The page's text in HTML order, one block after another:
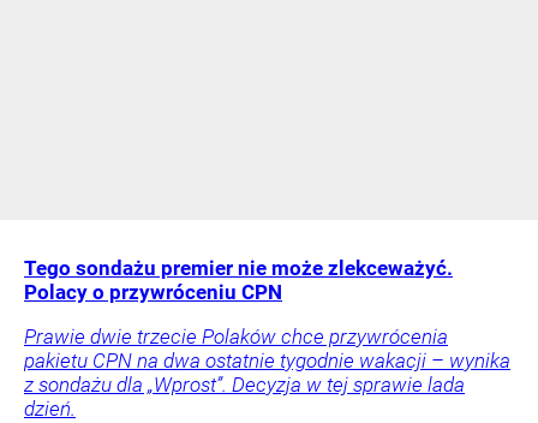
Tego sondażu premier nie może zlekceważyć.
Polacy o przywróceniu CPN
Prawie dwie trzecie Polaków chce przywrócenia
pakietu CPN na dwa ostatnie tygodnie wakacji – wynika
z sondażu dla „Wprost”. Decyzja w tej sprawie lada
dzień.